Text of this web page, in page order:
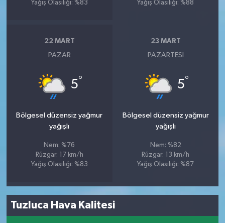
Yağış Olasılığı: %83
Yağış Olasılığı: %88
22 MART
PAZAR
5°
Bölgesel düzensiz yağmur
yağışlı
Nem: %76
Rüzgar: 17 km/h
Yağış Olasılığı: %83
23 MART
PAZARTESI
5°
Bölgesel düzensiz yağmur
yağışlı
Nem: %82
Rüzgar: 13 km/h
Yağış Olasılığı: %87
Tuzluca Hava Kalitesi